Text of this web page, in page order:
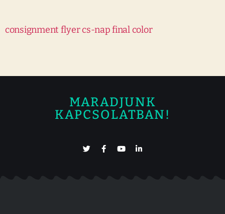
consignment flyer cs-nap final color
MARADJUNK
KAPCSOLATBAN!